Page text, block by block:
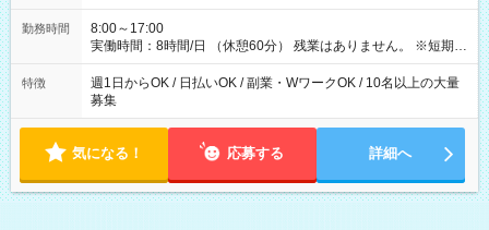
勤務時間
8:00～17:00
実働時間：8時間/日 （休憩60分） 残業はありません。 ※短期の
募集は行っておりません。予めご了承くださいませ。
特徴
週1日からOK / 日払いOK / 副業・WワークOK / 10名以上の大量
募集
気になる！ 応募する 詳細へ